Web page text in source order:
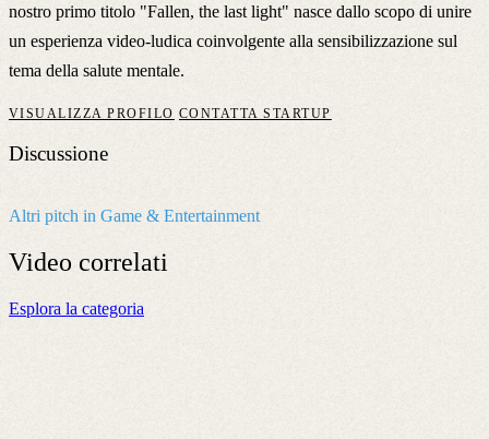
nostro primo titolo "Fallen, the last light" nasce dallo scopo di unire
un esperienza video-ludica coinvolgente alla sensibilizzazione sul
tema della salute mentale.
VISUALIZZA PROFILO CONTATTA STARTUP
Discussione
Altri pitch in Game & Entertainment
Video correlati
Esplora la categoria